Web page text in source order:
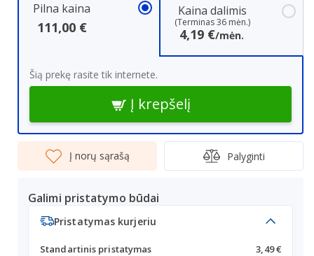
Pilna kaina
111,00 €
Kaina dalimis
(Terminas 36 mėn.)
4,19 €/mėn.
Šią prekę rasite tik internete.
Į krepšelį
Į norų sąrašą Palyginti
Galimi pristatymo būdai
Pristatymas kurjeriu
Standartinis pristatymas 3,49 €